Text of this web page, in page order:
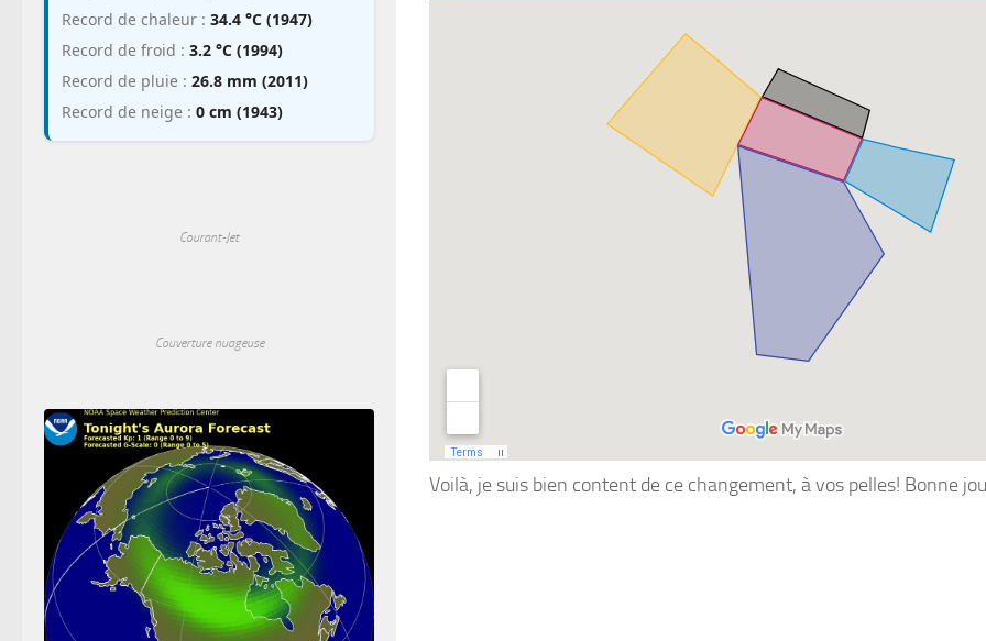
Voilà, je suis bien content de ce changement, à vos pelles! Bonne
Record de chaleur : 34.4 °C (1947)
Record de froid : 3.2 °C (1994)
Record de pluie : 26.8 mm (2011)
Record de neige : 0 cm (1943)
Courant-Jet
Couverture nuageuse